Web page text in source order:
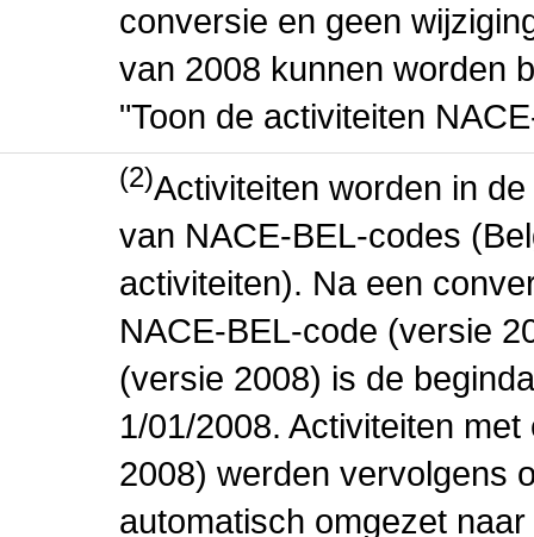
conversie en geen
van 2008 kunnen worden
"Toon de activiteiten
(2)Activiteiten worden in
van NACE-BEL-codes
activiteiten). Na een
NACE-BEL-code (versie
(versie 2008) is de
1/01/2008. Activiteiten
2008) werden vervolgens
automatisch omgezet